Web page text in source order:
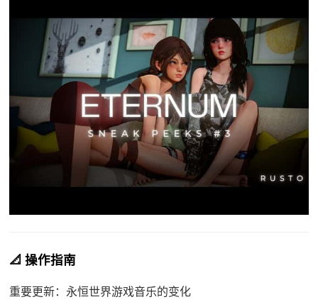
📐 操作指南
重要更新：永恒世界游戏音乐的变化